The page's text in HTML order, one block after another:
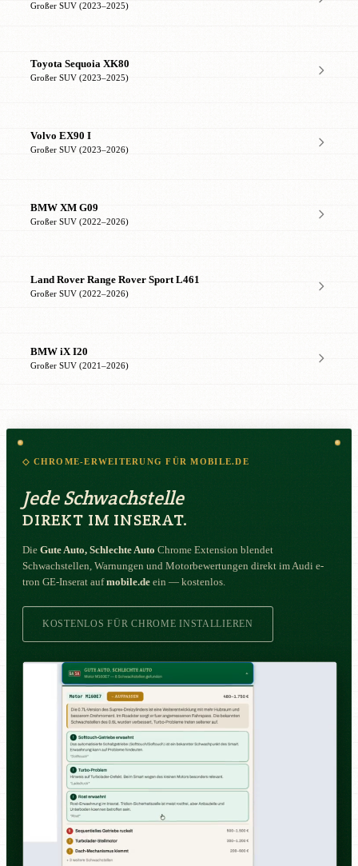
Großer SUV (2023–2025)
Toyota Sequoia XK80
Großer SUV (2023–2025)
Volvo EX90 I
Großer SUV (2023–2026)
BMW XM G09
Großer SUV (2022–2026)
Land Rover Range Rover Sport L461
Großer SUV (2022–2026)
BMW iX I20
Großer SUV (2021–2026)
◇ CHROME-ERWEITERUNG FÜR MOBILE.DE
Jede Schwachstelle
DIREKT IM INSERAT.
Die Gute Auto, Schlechte Auto Chrome Extension blendet
Schwachstellen, Warnungen und Motorbewertungen direkt im Audi e-
tron GE-Inserat aufmobile.de ein — kostenlos.
KOSTENLOS FÜR CHROME INSTALLIEREN